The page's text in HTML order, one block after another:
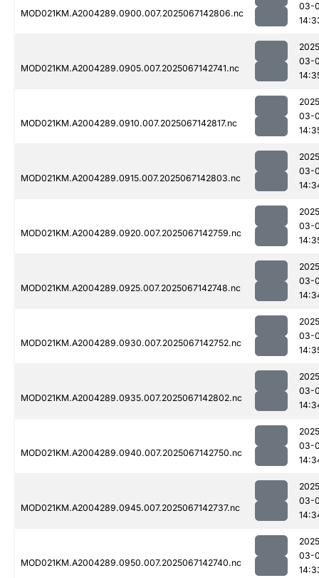
MOD021KM.A2004289.0900.007.2025067142806.nc
03-
MOD021KM.A2004289.0905.007.2025067142741.nc
03-
MOD021KM.A2004289.0910.007.2025067142817.nc
03-
MOD021KM.A2004289.0915.007.2025067142803.nc
03-
MOD021KM.A2004289.0920.007.2025067142759.nc
03-
MOD021KM.A2004289.0925.007.2025067142748.nc
03-
MOD021KM.A2004289.0930.007.2025067142752.nc
03-
MOD021KM.A2004289.0935.007.2025067142802.nc
03-
MOD021KM.A2004289.0940.007.2025067142750.nc
03-
MOD021KM.A2004289.0945.007.2025067142737.nc
03-
MOD021KM.A2004289.0950.007.2025067142740.nc
03-